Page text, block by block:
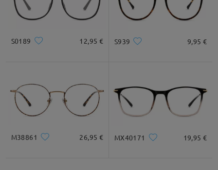
S0189 12,95 € S939 9,95 €
M38861 26,95 € MX40171 19,95 €